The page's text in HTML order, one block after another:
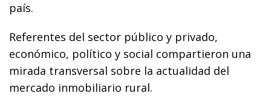
país.
Referentes del sector público y privado,
económico, político y social compartieron una
mirada transversal sobre la actualidad del
mercado inmobiliario rural.